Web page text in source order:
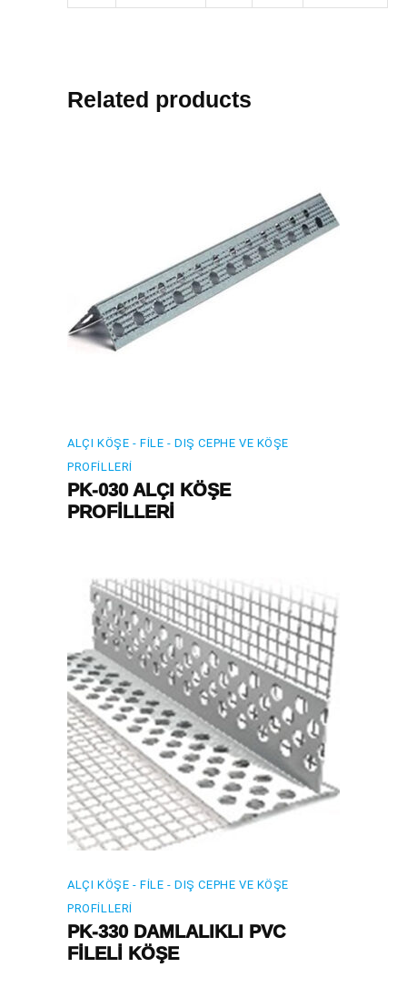
Related products
ALÇI KÖŞE - FILE - DIŞ CEPHE VE KÖŞE
PROFILLERI
PK-030 ALÇI KÖŞE
PROFİLLERİ
ALÇI KÖŞE - FILE - DIŞ CEPHE VE KÖŞE
PROFILLERI
PK-330 DAMLALIKLI PVC
FİLELİ KÖŞE